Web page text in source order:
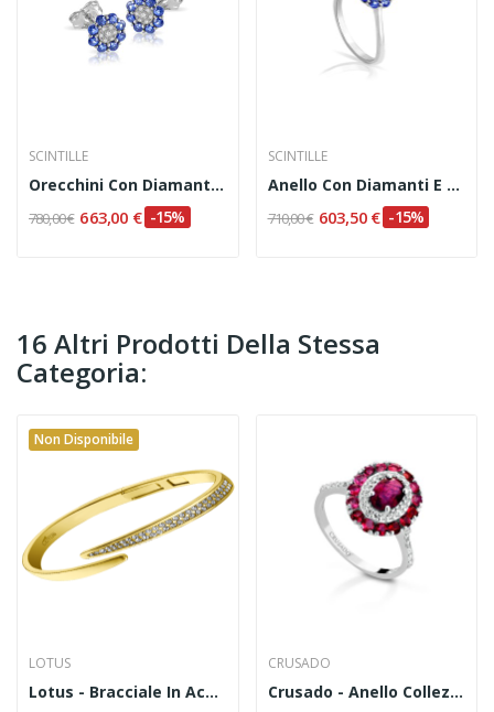
SCINTILLE
Orecchini Con Diamanti E Zaffiri Naturali...
780,00 € 663,00 € -15%
SCINTILLE
Anello Con Diamanti E Zaffiri Naturali Codice...
710,00 € 603,50 € -15%
16 Altri Prodotti Della Stessa
Categoria:
Non Disponibile
LOTUS
Lotus - Bracciale In Acciaio Codice LS1845/2/2
CRUSADO
Crusado - Anello Collezione Ischia Con Rubini E...